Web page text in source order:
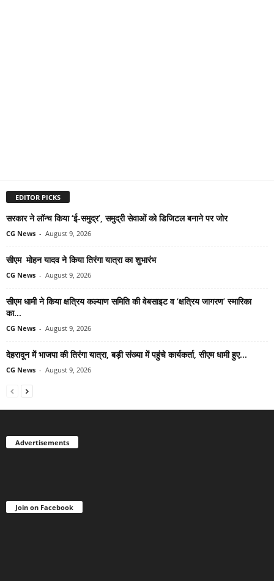
EDITOR PICKS
सरकार ने लॉन्च किया ‘ई-समुद्र’, समुद्री सेवाओं को डिजिटल बनाने पर जोर
CG News - August 9, 2026
सीएम मोहन यादव ने किया तिरंगा यात्रा का शुभारंभ
CG News - August 9, 2026
सीएम धामी ने किया क्षत्रिय कल्याण समिति की वेबसाइट व ‘क्षत्रिय जागरण’ स्मारिका
का...
CG News - August 9, 2026
देहरादून में भाजपा की तिरंगा यात्रा, बड़ी संख्या में पहुंचे कार्यकर्ता, सीएम धामी हुए...
CG News - August 9, 2026
Advertisements
Join on Facebook